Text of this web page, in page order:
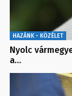
HAZÁNK - KÖZÉLET
Nyolc
a…